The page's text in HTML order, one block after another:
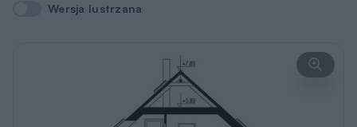
Wersja lustrzana
Wersja lustrzana